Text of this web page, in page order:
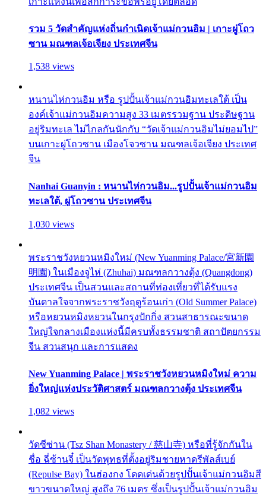
รวม 5 วัดสำคัญแห่งถิ่นกำเนิดเจ้าแม่กวนอิม | เกาะผู่โถว
ซาน มณฑลเจ้อเจียง ประเทศจีน
1,538 views
หนานไห่กวนอิม หรือ รูปปั้นเจ้าแม่กวนอิมทะเลใต้ เป็น
องค์เจ้าแม่กวนอิมความสูง 33 เมตรรวมฐาน ประดิษฐาน
อยู่ริมทะเล ไม่ไกลกันนักกับ “วัดเจ้าแม่กวนอิมไม่ยอมไป”
บนเกาะผู่โถวซาน เมืองโจวซาน มณฑลเจ้อเจียง ประเทศ
จีน
Nanhai Guanyin : หนานไห่กวนอิม...รูปปั้นเจ้าแม่กวนอิม
ทะเลใต้, ผู่โถวซาน ประเทศจีน
1,030 views
พระราชวังหยวนหมิงใหม่ (New Yuanming Palace/宮新園
明園) ในเมืองจูไห่ (Zhuhai) มณฑลกวางตุ้ง (Quangdong)
ประเทศจีน เป็นสวนและสถานที่ท่องเที่ยวที่ได้รับแรง
บันดาลใจจากพระราชวังฤดูร้อนเก่า (Old Summer Palace)
หรือหยวนหมิงหยวนในกรุงปักกิ่ง สวนสาธารณะขนาด
ใหญ่ใจกลางเมืองแห่งนี้มีครบทั้งธรรมชาติ สถาปัตยกรรม
จีน สวนสนุก และการแสดง
New Yuanming Palace | พระราชวังหยวนหมิงใหม่ ความ
ยิ่งใหญ่แห่งประวัติศาสตร์ มณฑลกวางตุ้ง ประเทศจีน
1,082 views
วัดซีซ่าน (Tsz Shan Monastery / 慈山寺) หรือที่รู้จักกันใน
ชื่อ ฉี่ซ้านจี๋ เป็นวัดพุทธที่ตั้งอยู่ริมชายหาดรีพัลส์เบย์
(Repulse Bay) ในฮ่องกง โดดเด่นด้วยรูปปั้นเจ้าแม่กวนอิมสี
ขาวขนาดใหญ่ สูงถึง 76 เมตร ซึ่งเป็นรูปปั้นเจ้าแม่กวนอิม